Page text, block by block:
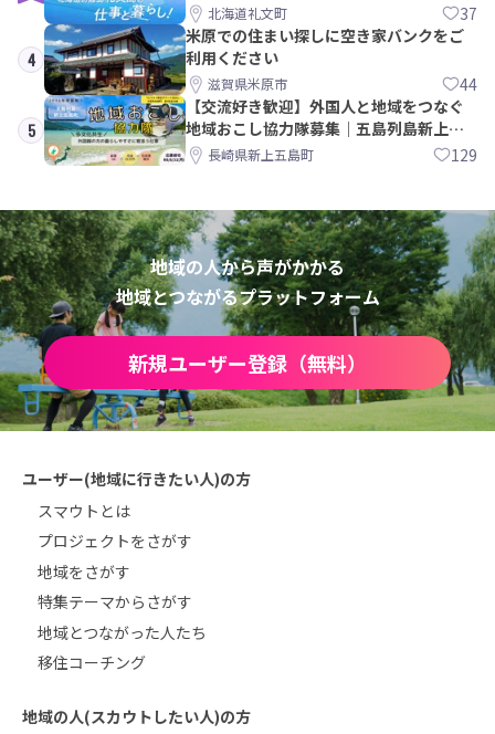
北海道礼文町 37
4
米原での住まい探しに空き家バンクをご
利用ください
滋賀県米原市 44
5
【交流好き歓迎】外国人と地域をつなぐ
地域おこし協力隊募集｜五島列島新上五
島町長崎県新上五島町 129
地域の人から声がかかる
地域とつながるプラットフォーム
新規ユーザー登録（無料）
ユーザー(地域に行きたい人)の方
スマウトとは
プロジェクトをさがす
地域をさがす
特集テーマからさがす
地域とつながった人たち
移住コーチング
地域の人(スカウトしたい人)の方